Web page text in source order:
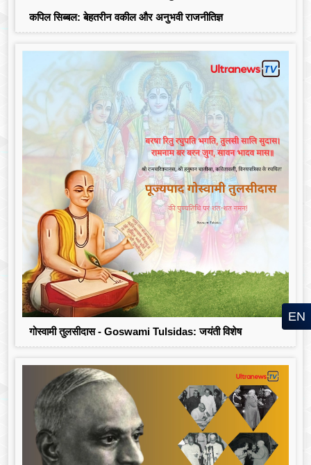
कपिल सिब्बल: बेहतरीन वकील और अनुभवी राजनीतिज्ञ
गोस्वामी तुलसीदास - Goswami Tulsidas: जयंती विशेष
EN